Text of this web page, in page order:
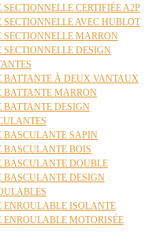
SECTIONNELLE CERTIFIÉE A2P
SECTIONNELLE AVEC HUBLOT
SECTIONNELLE MARRON
SECTIONNELLE DESIGN
BATTANTE À DEUX VANTAUX
BATTANTE MARRON
BATTANTE DESIGN
BASCULANTE SAPIN
BASCULANTE BOIS
BASCULANTE DOUBLE
BASCULANTE DESIGN
ENROULABLE ISOLANTE
ENROULABLE MOTORISÉE